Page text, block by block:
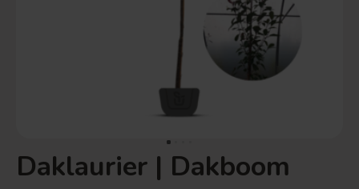
Daklaurier | Dakboom